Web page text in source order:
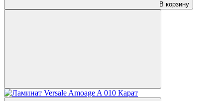
В корзину